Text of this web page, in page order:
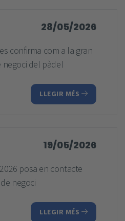
28/05/2026
confirma com a la gran
del pàdel
LLEGIR MÉS
19/05/2026
posa en contacte
negoci
LLEGIR MÉS